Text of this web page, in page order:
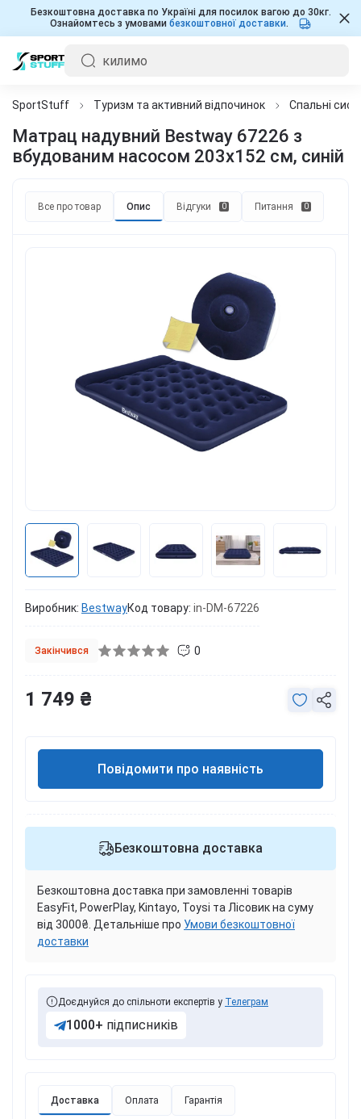
Безкоштовна доставка по Україні для посилок вагою до 30кг.
Ознайомтесь з умовами безкоштовної доставки.
SportStuff Туризм та активний відпочинок Спальні
Матрац надувний Bestway 67226 з
вбудованим насосом 203x152 см, синій
Все про товар Опис Відгуки 0 Питання 0
Виробник: BestwayКод товару: in-DM-67226
Закінчився 0
Доставка Оплата Гарантія
1 749 ₴
Повідомити про наявність
Безкоштовна доставка
Безкоштовна доставка при замовленні товарів
EasyFit, PowerPlay, Kintayo, Toysi та Лісовик на суму
від 3000₴. Детальніше про Умови безкоштовної
доставки
Доєднуйся до спільноти експертів у Телеграм
1000+ підписників